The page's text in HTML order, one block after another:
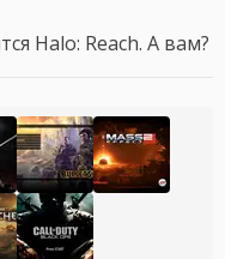
Halo: Reach. А вам?